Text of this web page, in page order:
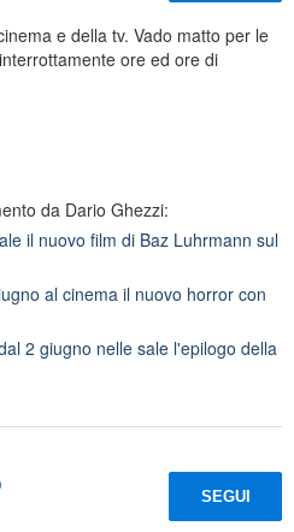
e della tv. Vado matto per le
ore ed ore di
da Dario Ghezzi:
il nuovo film di Baz Luhrmann sul
al cinema il nuovo horror con
2 giugno nelle sale l'epilogo della
SEGUI